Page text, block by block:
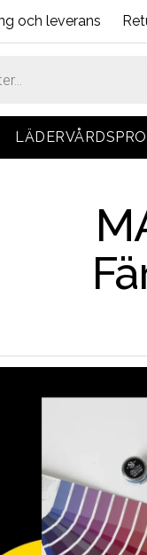
och leverans